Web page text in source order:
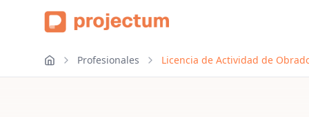
Profesionales Licencia de Actividad de